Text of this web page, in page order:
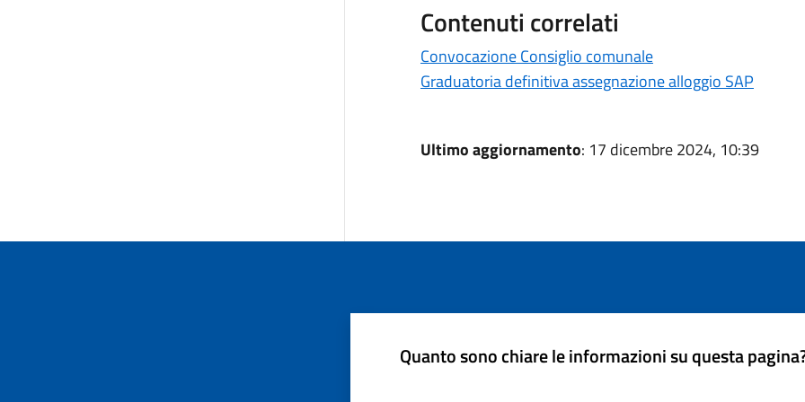
Contenuti correlati
Convocazione Consiglio comunale
Graduatoria definitiva assegnazione alloggio SAP
Ultimo aggiornamento: 17 dicembre 2024, 10:39
Quanto sono chiare le informazioni su questa